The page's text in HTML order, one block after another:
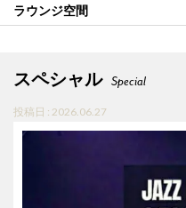
ラウンジ空間
スペシャル Special
投稿日 : 2026.06.27